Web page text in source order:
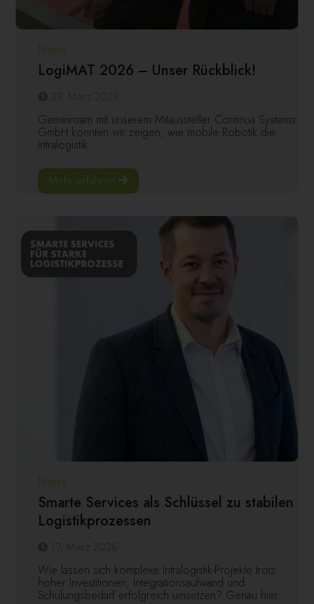
News
LogiMAT 2026 – Unser Rückblick!
Gemeinsam mit unserem Mitaussteller Continua Systems
GmbH konnten wir zeigen, wie mobile Robotik die
Intralogistik...
Mehr erfahren
News
Smarte Services als Schlüssel zu stabilen
Logistikprozessen
Wie lassen sich komplexe Intralogistik-Projekte trotz
hoher Investitionen, Integrationsaufwand und
Schulungsbedarf erfolgreich umsetzen? Genau hier...